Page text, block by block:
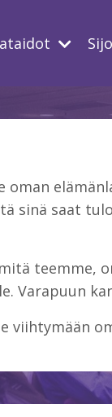
oman
sinä saat
teemme,
Varapuun
viihtymään